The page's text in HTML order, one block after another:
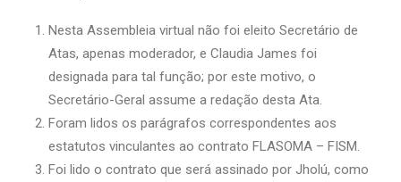
Nesta Assembleia virtual não foi eleito Secretário de
Atas, apenas moderador, e Claudia James foi
designada para tal função; por este motivo, o
Secretário-Geral assume a redação desta Ata.
Foram lidos os parágrafos correspondentes aos
estatutos vinculantes ao contrato FLASOMA – FISM.
Foi lido o contrato que será assinado por Jholú, como